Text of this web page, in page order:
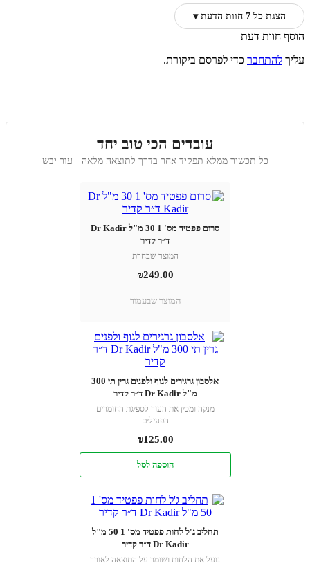
הצגת כל 7 חוות הדעת ▾
הוסף חוות דעת
עליך להתחבר כדי לפרסם ביקורת.
עובדים הכי טוב יחד
כל תכשיר ממלא תפקיד אחר בדרך לתוצאה מלאה · עור יבש
סרום פפטיד מס' 1 30 מ"ל Dr Kadir
ד״ר קדיר
המוצר שבחרת
₪249.00
המוצר שבעמוד
אלסבון גרגירים לגוף ולפנים גרין תי 300
מ"ל Dr Kadir ד״ר קדיר
מנקה ומכין את העור לספיגת החומרים
הפעילים
₪125.00
הוספה לסל
תחליב ג'ל לחות פפטיד מס' 1 50 מ"ל
Dr Kadir ד״ר קדיר
נועל את הלחות ושומר על התוצאה לאורך